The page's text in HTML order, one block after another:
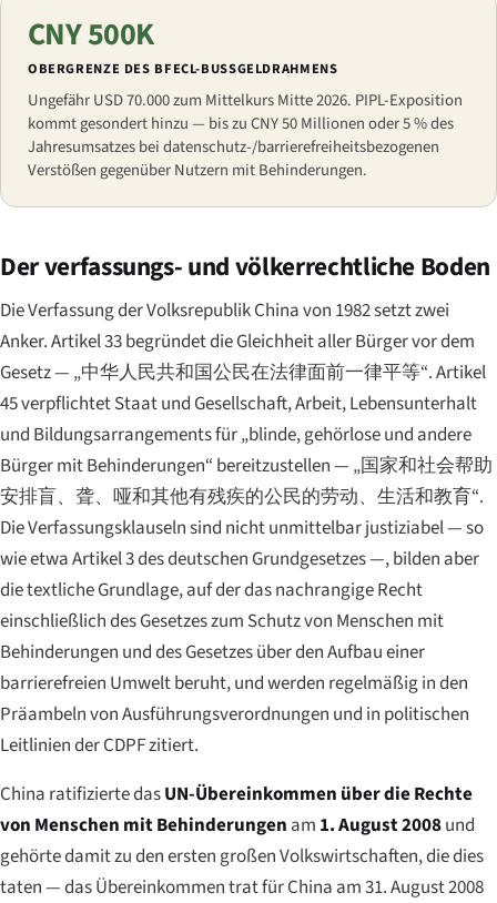
CNY 500K
OBERGRENZE DES BFECL-BUSSGELDRAHMENS
Ungefähr USD 70.000 zum Mittelkurs Mitte 2026. PIPL-Exposition
kommt gesondert hinzu — bis zu CNY 50 Millionen oder 5 % des
Jahresumsatzes bei datenschutz-/barrierefreiheitsbezogenen
Verstößen gegenüber Nutzern mit Behinderungen.
Der verfassungs- und völkerrechtliche Boden
Die Verfassung der Volksrepublik China von 1982 setzt zwei
Anker. Artikel 33 begründet die Gleichheit aller Bürger vor dem
Gesetz — „中华人民共和国公民在法律面前一律平等“. Artikel
45 verpflichtet Staat und Gesellschaft, Arbeit, Lebensunterhalt
und Bildungsarrangements für „blinde, gehörlose und andere
Bürger mit Behinderungen“ bereitzustellen — „国家和社会帮助
安排盲、聋、哑和其他有残疾的公民的劳动、生活和教育“.
Die Verfassungsklauseln sind nicht unmittelbar justiziabel — so
wie etwa Artikel 3 des deutschen Grundgesetzes —, bilden aber
die textliche Grundlage, auf der das nachrangige Recht
einschließlich des Gesetzes zum Schutz von Menschen mit
Behinderungen und des Gesetzes über den Aufbau einer
barrierefreien Umwelt beruht, und werden regelmäßig in den
Präambeln von Ausführungsverordnungen und in politischen
Leitlinien der CDPF zitiert.
China ratifizierte dasUN-Übereinkommen über die Rechte
von Menschen mit Behinderungen am 1. August 2008und
gehörte damit zu den ersten großen Volkswirtschaften, die dies
taten — das Übereinkommen trat für China am 31. August 2008